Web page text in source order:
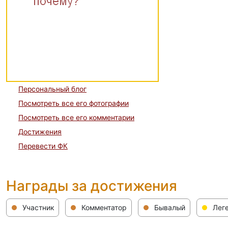
Персональный блог
Посмотреть все его фотографии
Посмотреть все его комментарии
Достижения
Перевести ФК
Награды за достижения
Участник Комментатор Бывалый